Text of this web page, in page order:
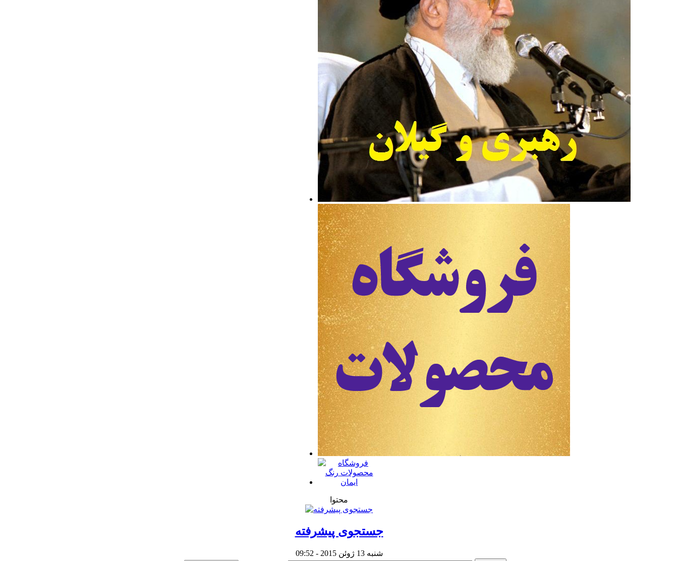
محتوا
جستجوی پیشرفته
شنبه 13 ژوئن 2015 - 09:52